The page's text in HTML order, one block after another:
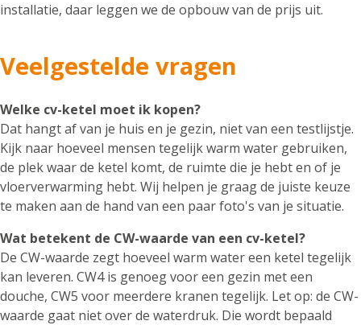
installatie, daar leggen we de opbouw van de prijs uit.
Veelgestelde vragen
Welke cv-ketel moet ik kopen?
Dat hangt af van je huis en je gezin, niet van een testlijstje.
Kijk naar hoeveel mensen tegelijk warm water gebruiken,
de plek waar de ketel komt, de ruimte die je hebt en of je
vloerverwarming hebt. Wij helpen je graag de juiste keuze
te maken aan de hand van een paar foto's van je situatie.
Wat betekent de CW-waarde van een cv-ketel?
De CW-waarde zegt hoeveel warm water een ketel tegelijk
kan leveren. CW4 is genoeg voor een gezin met een
douche, CW5 voor meerdere kranen tegelijk. Let op: de CW-
waarde gaat niet over de waterdruk. Die wordt bepaald